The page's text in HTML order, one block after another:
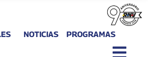
NOTICIAS PROGRAMAS